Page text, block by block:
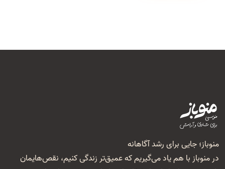
منوباز؛ جایی برای رشد آگاهانه
در منوباز با هم یاد می‌گیریم که عمیق‌تر زندگی کنیم، نقص‌هایمان